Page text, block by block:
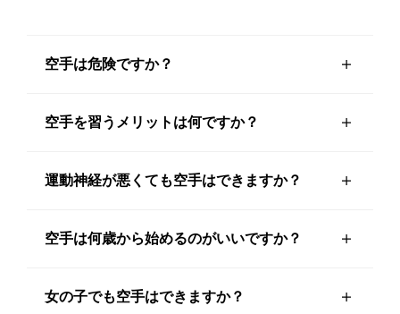
空手は危険ですか？
空手を習うメリットは何ですか？
運動神経が悪くても空手はできますか？
空手は何歳から始めるのがいいですか？
女の子でも空手はできますか？